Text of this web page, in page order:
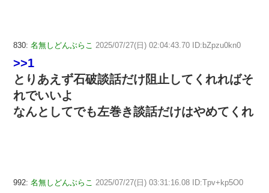
830: 名無しどんぶらこ 2025/07/27(日) 02:04:43.70 ID:bZpzu0kn0
>>1
とりあえず石破談話だけ阻止してくれればそ
れでいいよ
なんとしてでも左巻き談話だけはやめてくれ
992: 名無しどんぶらこ 2025/07/27(日) 03:31:16.08 ID:Tpv+kp5O0